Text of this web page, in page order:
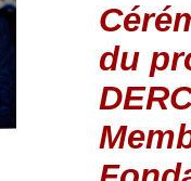
du